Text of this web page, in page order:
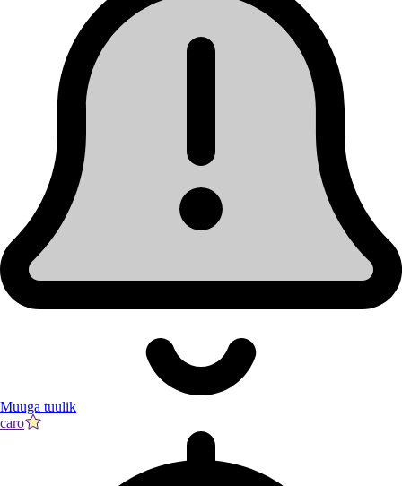
Muuga tuulik
caro